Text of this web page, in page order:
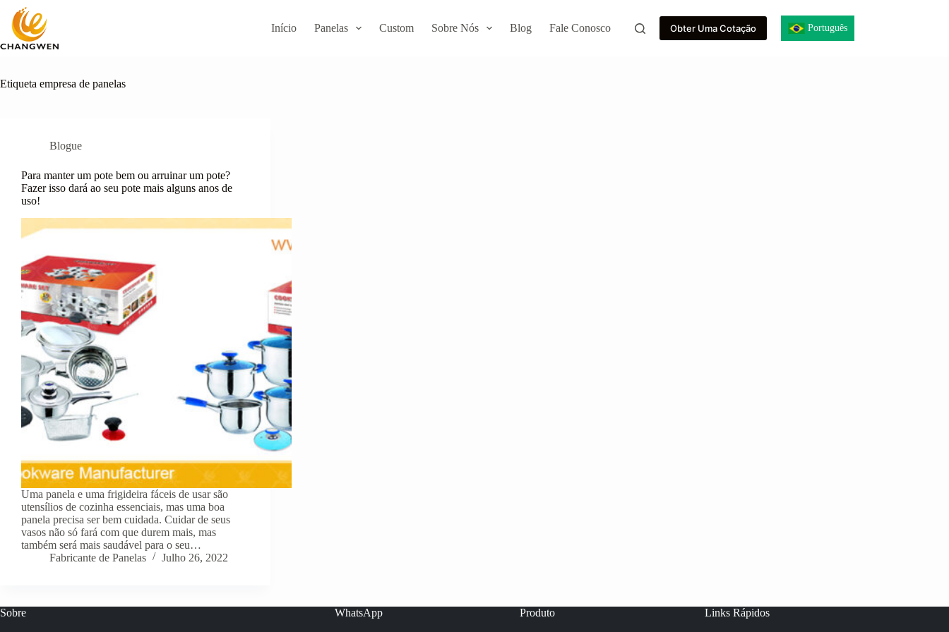
para
conteúdo
Início Panelas Custom Sobre Nós Blog Fale Conosco Obter Uma Cotação Português
Etiqueta empresa de panelas
Blogue
Para manter um pote bem ou arruinar um pote?
Fazer isso dará ao seu pote mais alguns anos de
uso!
Uma panela e uma frigideira fáceis de usar são
utensílios de cozinha essenciais, mas uma boa
panela precisa ser bem cuidada. Cuidar de seus
vasos não só fará com que durem mais, mas
também será mais saudável para o seu…
Fabricante de Panelas
Julho 26, 2022
Sobre WhatsApp Produto Links Rápidos